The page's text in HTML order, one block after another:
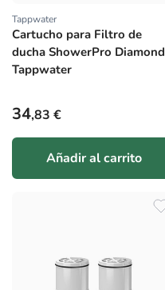
Proveedor:
Tappwater
Cartucho para Filtro de
ducha ShowerPro Diamond
Tappwater
Precio habitual
34,83 €
Añadir al carrito